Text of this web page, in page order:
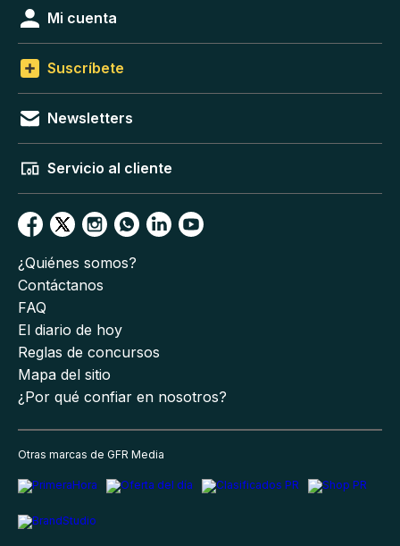
Mi cuenta
Suscríbete
Newsletters
Servicio al cliente
¿Quiénes somos?
Contáctanos
FAQ
El diario de hoy
Reglas de concursos
Mapa del sitio
¿Por qué confiar en nosotros?
Otras marcas de GFR Media